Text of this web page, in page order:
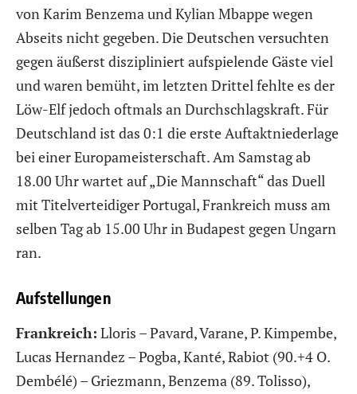
von Karim Benzema und Kylian Mbappe wegen
Abseits nicht gegeben. Die Deutschen versuchten
gegen äußerst diszipliniert aufspielende Gäste viel
und waren bemüht, im letzten Drittel fehlte es der
Löw-Elf jedoch oftmals an Durchschlagskraft. Für
Deutschland ist das 0:1 die erste Auftaktniederlage
bei einer Europameisterschaft. Am Samstag ab
18.00 Uhr wartet auf „Die Mannschaft“ das Duell
mit Titelverteidiger Portugal, Frankreich muss am
selben Tag ab 15.00 Uhr in Budapest gegen Ungarn
ran.
Aufstellungen
Frankreich: Lloris – Pavard, Varane, P. Kimpembe,
Lucas Hernandez – Pogba, Kanté, Rabiot (90.+4 O.
Dembélé) – Griezmann, Benzema (89. Tolisso),